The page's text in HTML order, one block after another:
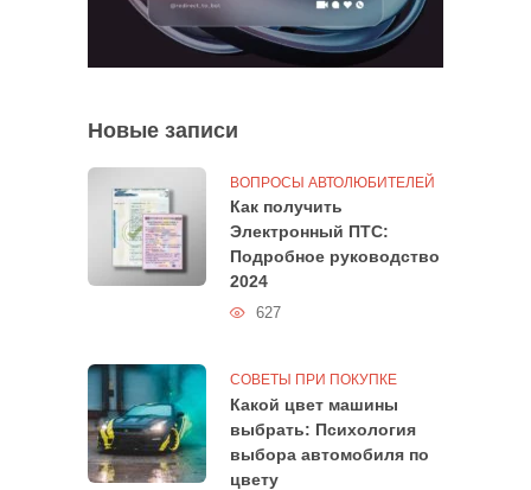
Новые записи
ВОПРОСЫ АВТОЛЮБИТЕЛЕЙ
Как получить
Электронный ПТС:
Подробное руководство
2024
627
СОВЕТЫ ПРИ ПОКУПКЕ
Какой цвет машины
выбрать: Психология
выбора автомобиля по
цвету